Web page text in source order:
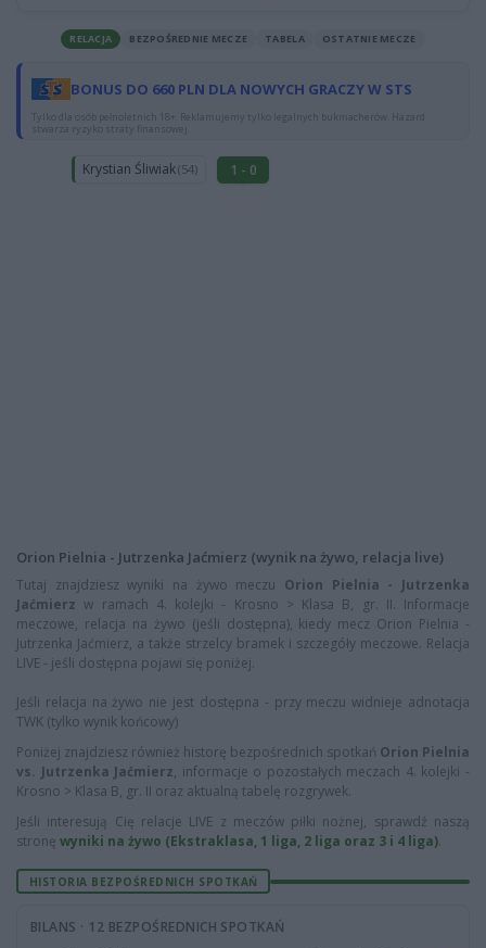
RELACJA BEZPOŚREDNIE MECZE TABELA OSTATNIE MECZE
BONUS DO 660 PLN DLA NOWYCH GRACZY W STS
Tylko dla osób pełnoletnich 18+. Reklamujemy tylko legalnych bukmacherów. Hazard
stwarza ryzyko straty finansowej.
Krystian Śliwiak(54) 1 - 0
Orion Pielnia - Jutrzenka Jaćmierz (wynik na żywo, relacja live)
Tutaj znajdziesz wyniki na żywo meczu Orion Pielnia - Jutrzenka
Jaćmierz w ramach 4. kolejki - Krosno > Klasa B, gr. II. Informacje
meczowe, relacja na żywo (jeśli dostępna), kiedy mecz Orion Pielnia -
Jutrzenka Jaćmierz, a także strzelcy bramek i szczegóły meczowe. Relacja
LIVE - jeśli dostępna pojawi się poniżej.
Jeśli relacja na żywo nie jest dostępna - przy meczu widnieje adnotacja
TWK (tylko wynik końcowy)
Poniżej znajdziesz również historę bezpośrednich spotkań Orion Pielnia
vs. Jutrzenka Jaćmierz, informacje o pozostałych meczach 4. kolejki -
Krosno > Klasa B, gr. II oraz aktualną tabelę rozgrywek.
Jeśli interesują Cię relacje LIVE z meczów piłki nożnej, sprawdź naszą
stronę wyniki na żywo (Ekstraklasa, 1 liga, 2 liga oraz 3 i 4 liga).
HISTORIA BEZPOŚREDNICH SPOTKAŃ
BILANS · 12 BEZPOŚREDNICH SPOTKAŃ